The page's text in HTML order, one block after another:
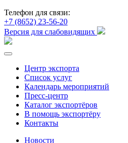
Телефон для связи:
+7 (8652) 23-56-20
Версия для слабовидящих
Центр экспорта
Список услуг
Календарь мероприятий
Пресс-центр
Каталог экспортёров
В помощь экспортёру
Контакты
Новости